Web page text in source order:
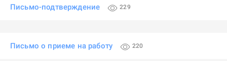
Письмо-подтверждение 229
Письмо о приеме на работу 220